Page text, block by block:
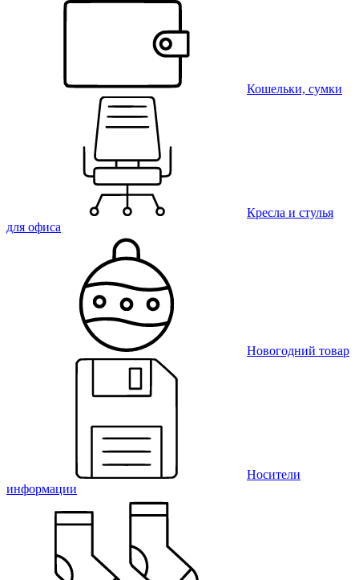
Кошельки, сумки
Кресла и стулья
для офиса
Новогодний товар
Носители
информации